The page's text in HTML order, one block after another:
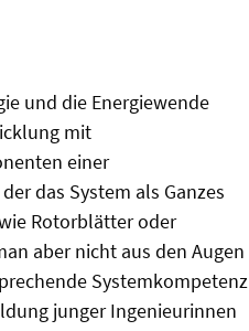
und die Energiewende
mit
einer
das System als Ganzes
Rotorblätter oder
aber nicht aus den Augen
Systemkompetenz
junger Ingenieurinnen